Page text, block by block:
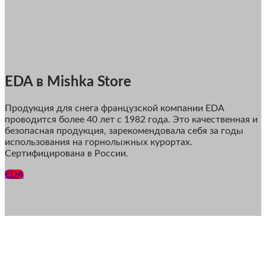
EDA в Mishka Store
Продукция для снега французской компании EDA
проводится более 40 лет с 1982 года. Это качественная и
безопасная продукция, зарекомендовала себя за годы
использования на горнолыжных курортах.
Сертифицирована в России.
EDA